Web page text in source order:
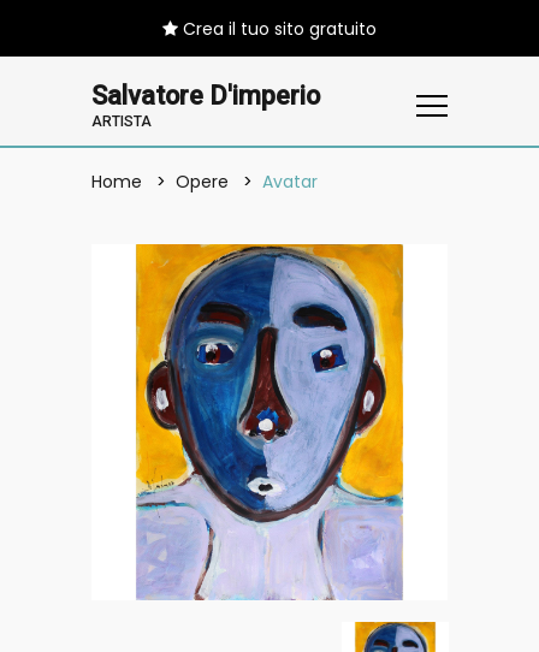
Crea il tuo sito gratuito
Salvatore D'imperio
ARTISTA
Home Opere Avatar